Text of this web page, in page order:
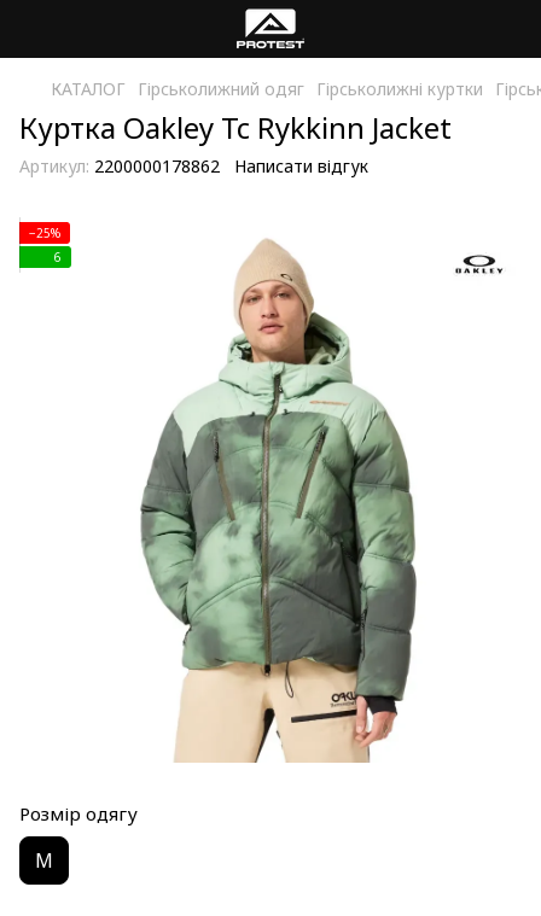
КАТАЛОГ Гірськолижний одяг Гірськолижні куртки
Куртка Oakley Tc Rykkinn Jacket
Артикул: 2200000178862 Написати відгук
−25%
6
Розмір одягу
M